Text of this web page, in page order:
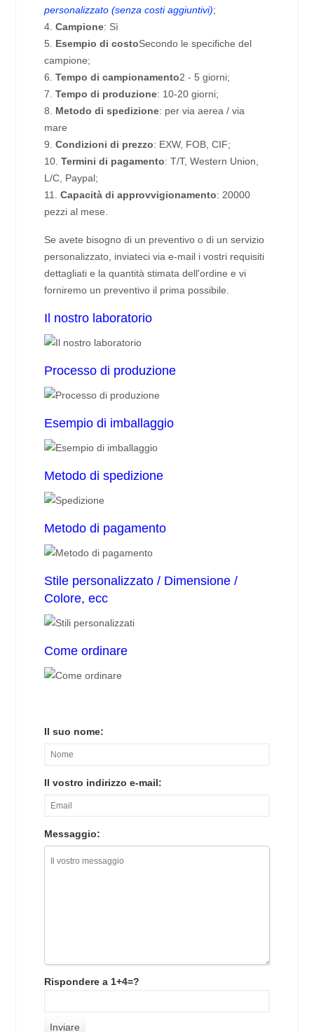
personalizzato (senza costi aggiuntivi);
4.Campione: Sì
5. Esempio di costoSecondo le specifiche del
campione;
6.Tempo di campionamento2 - 5 giorni;
7.Tempo di produzione: 10-20 giorni;
8. Metodo di spedizione: per via aerea / via
mare
9.Condizioni di prezzo: EXW, FOB, CIF;
10.Termini di pagamento: T/T, Western Union,
L/C, Paypal;
11.Capacità di approvvigionamento: 20000
pezzi al mese.
Se avete bisogno di un preventivo o di un servizio
personalizzato, inviateci via e-mail i vostri requisiti
dettagliati e la quantità stimata dell'ordine e vi
forniremo un preventivo il prima possibile.
Il nostro laboratorio
Processo di produzione
Esempio di imballaggio
Metodo di spedizione
Metodo di pagamento
Stile personalizzato / Dimensione /
Colore, ecc
Come ordinare
Il suo nome:
Il vostro indirizzo e-mail:
Messaggio:
Rispondere a 1+4=?